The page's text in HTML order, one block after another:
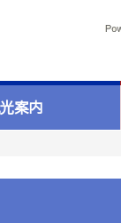
案内